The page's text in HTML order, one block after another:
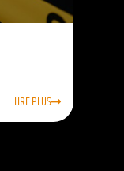
LIRE PLUS